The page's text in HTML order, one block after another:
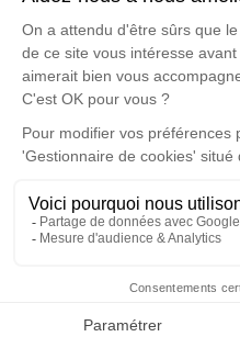
Faire-part
Un service de
disponible ici.
Cérémonie
Église de
Place de l'Église